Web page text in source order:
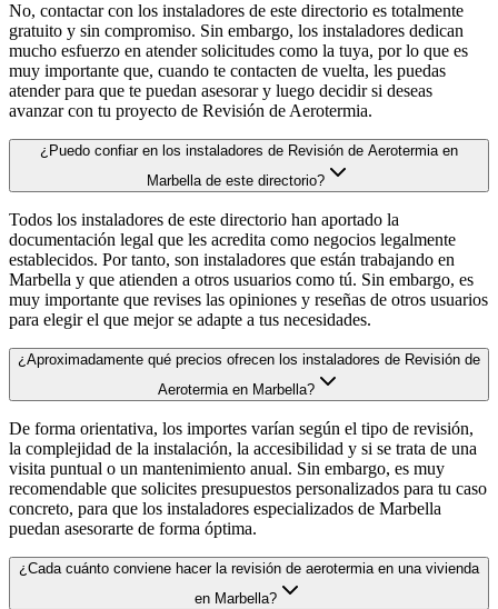
No, contactar con los instaladores de este directorio es totalmente
gratuito y sin compromiso. Sin embargo, los instaladores dedican
mucho esfuerzo en atender solicitudes como la tuya, por lo que es
muy importante que, cuando te contacten de vuelta, les puedas
atender para que te puedan asesorar y luego decidir si deseas
avanzar con tu proyecto de Revisión de Aerotermia.
¿Puedo confiar en los instaladores de Revisión de Aerotermia en
Marbella de este directorio?
Todos los instaladores de este directorio han aportado la
documentación legal que les acredita como negocios legalmente
establecidos. Por tanto, son instaladores que están trabajando en
Marbella y que atienden a otros usuarios como tú. Sin embargo, es
muy importante que revises las opiniones y reseñas de otros usuarios
para elegir el que mejor se adapte a tus necesidades.
¿Aproximadamente qué precios ofrecen los instaladores de Revisión de
Aerotermia en Marbella?
De forma orientativa, los importes varían según el tipo de revisión,
la complejidad de la instalación, la accesibilidad y si se trata de una
visita puntual o un mantenimiento anual. Sin embargo, es muy
recomendable que solicites presupuestos personalizados para tu caso
concreto, para que los instaladores especializados de Marbella
puedan asesorarte de forma óptima.
¿Cada cuánto conviene hacer la revisión de aerotermia en una vivienda
en Marbella?